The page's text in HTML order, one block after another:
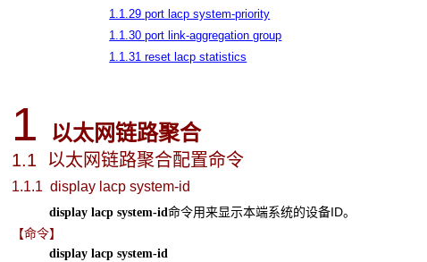
1.1.29 port lacp system-priority
1.1.30 port link-aggregation group
1.1.31 reset lacp statistics
1 以太网链路聚合
1.1 以太网链路聚合配置命令
1.1.1 display lacp system-id
display lacp system-id 命令用来显示本端系统的设备ID。
【命令】
display lacp system-id